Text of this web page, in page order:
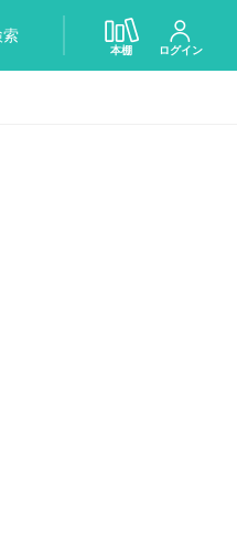
索
本棚 ログイン